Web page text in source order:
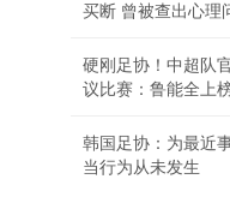
买断 曾被查出心理
硬刚足协！中超队
议比赛：鲁能全上
韩国足协：为最近
当行为从未发生